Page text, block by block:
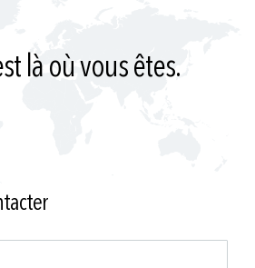
là où vous êtes.